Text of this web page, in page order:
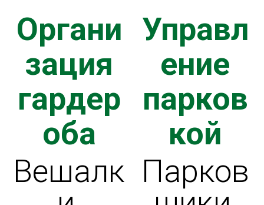
Органи
зация
гардер
оба
Вешалк
Управл
ение
парков
кой
Парков